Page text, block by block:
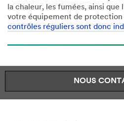
la chaleur, les fumées, ainsi que
votre équipement de protection
contrôles réguliers sont donc
NOUS